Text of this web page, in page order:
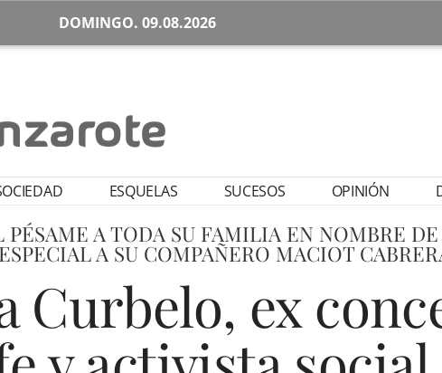
DOMINGO. 09.08.2026
ESQUELAS SUCESOS OPINIÓN
A TODA SU FAMILIA EN NOMBRE
A SU COMPAÑERO MACIOT
Curbelo, ex